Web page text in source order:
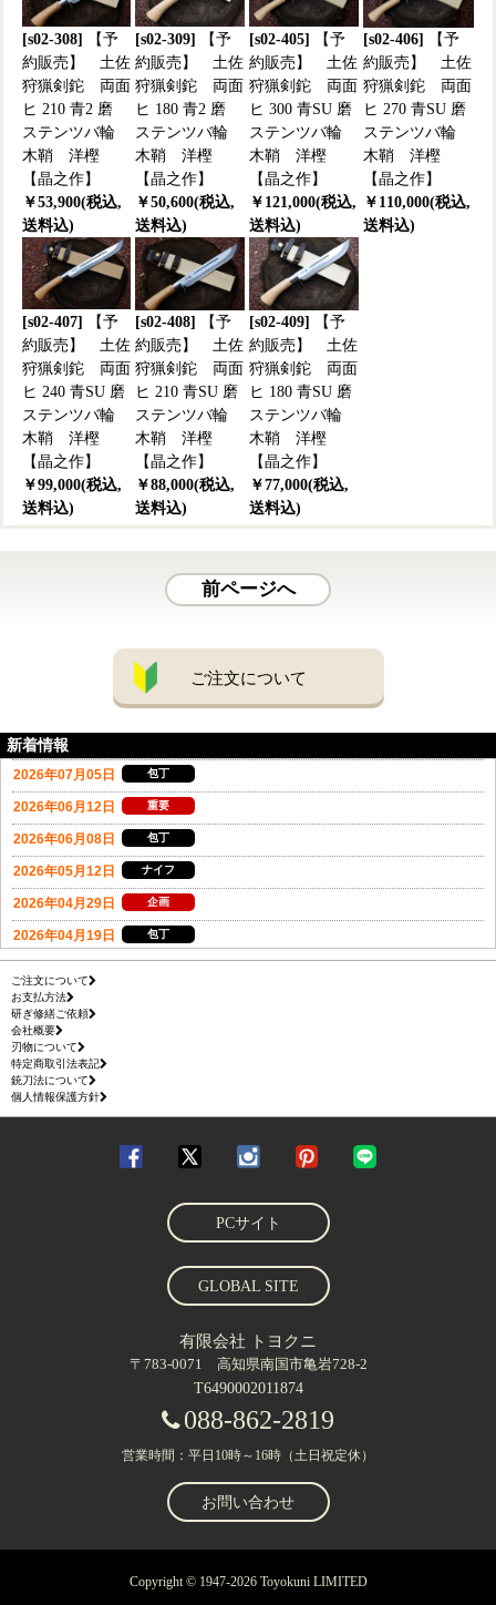
[s02-308]
【予
約販売】 土佐
狩猟剣鉈 両面
ヒ 210 青2 磨
ステンツバ輪
木鞘 洋樫
【晶之作】
￥53,900(税込,
送料込)
[s02-309]
【予
約販売】 土佐
狩猟剣鉈 両面
ヒ 180 青2 磨
ステンツバ輪
木鞘 洋樫
【晶之作】
￥50,600(税込,
送料込)
[s02-405]
【予
約販売】 土佐
狩猟剣鉈 両面
ヒ 300 青SU 磨
ステンツバ輪
木鞘 洋樫
【晶之作】
￥121,000(税込,
送料込)
[s02-406]
【予
約販売】 土佐
狩猟剣鉈 両面
ヒ 270 青SU 磨
ステンツバ輪
木鞘 洋樫
【晶之作】
￥110,000(税込,
送料込)
[s02-407]
【予
約販売】 土佐
狩猟剣鉈 両面
ヒ 240 青SU 磨
ステンツバ輪
木鞘 洋樫
【晶之作】
￥99,000(税込,
送料込)
[s02-408]
【予
約販売】 土佐
狩猟剣鉈 両面
ヒ 210 青SU 磨
ステンツバ輪
木鞘 洋樫
【晶之作】
￥88,000(税込,
送料込)
[s02-409]
【予
約販売】 土佐
狩猟剣鉈 両面
ヒ 180 青SU 磨
ステンツバ輪
木鞘 洋樫
【晶之作】
￥77,000(税込,
送料込)
前ページへ
ご注文について
新着情報
ご注文について
お支払方法
研ぎ修繕ご依頼
会社概要
刃物について
特定商取引法表記
銃刀法について
個人情報保護方針
PCサイト
GLOBAL SITE
有限会社 トヨクニ
〒783-0071 高知県南国市亀岩728-2
T6490002011874
088-862-2819
営業時間：平日10時～16時（土日祝定休）
お問い合わせ
Copyright © 1947-2026 Toyokuni LIMITED